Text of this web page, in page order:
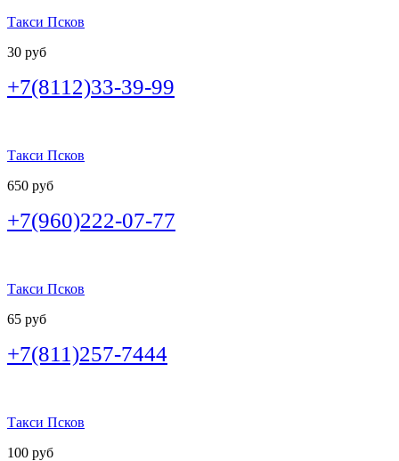
Такси Псков
30 руб
+7(8112)33-39-99
Такси Псков
650 руб
+7(960)222-07-77
Такси Псков
65 руб
+7(811)257-7444
Такси Псков
100 руб